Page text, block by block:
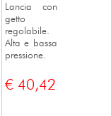
Lancia con
getto
regolabile.
Alta e bassa
pressione.
€ 40,42